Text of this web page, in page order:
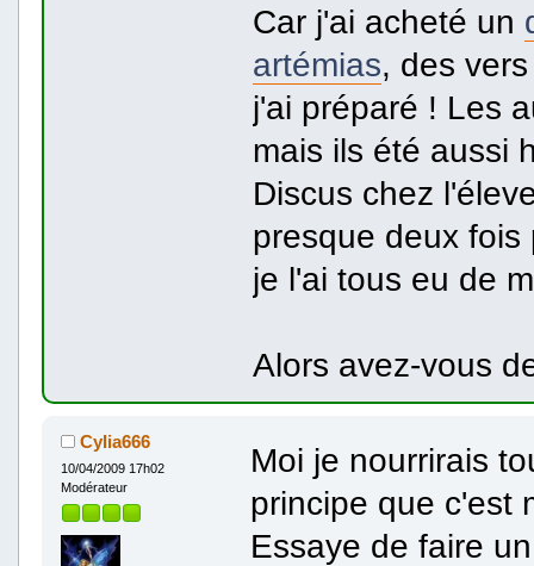
Car j'ai acheté un
artémias, des
j'ai préparé ! Les
mais ils été aussi
Discus chez
presque deux fois
je l'ai tous eu de
Alors avez-vous
Cylia666
10/04/2009 17h02
Modérateur
Moi je nourrirais
principe que c'est
Essaye de faire